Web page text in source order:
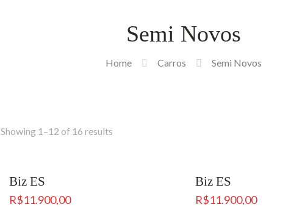
Semi Novos
Home Carros Semi Novos
Showing 1–12 of 16 results
Biz ES
R$11.900,00
Biz ES
R$11.900,00